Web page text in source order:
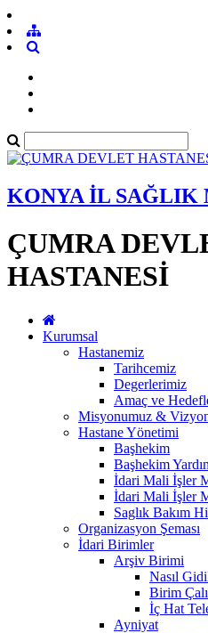
KONYA İL SAĞLIK
ÇUMRA
HASTANESİ
Kurumsal
Hastanemiz
Tarihcemiz
Degerlerimiz
Amaç ve
Misyonumuz &
Hastane Yönetimi
Başhekim
Başhekim
İdari Mali İşler
İdari Mali İşler
Saglık Bakım
Organizasyon Şeması
İdari Birimler
Arşiv Birimi
Nasıl
Birim
İç Hat
Ayniyat